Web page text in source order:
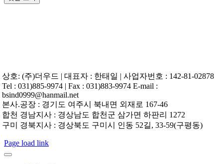
상호: (주)더우드 | 대표자 : 한태일 | 사업자번호 : 142-81-02878
Tel : 031)885-9974 | Fax : 031)883-9974 E-mail :
bsind0999@hanmail.net
본사.공장 : 경기도 여주시 북내면 외재로 167-46
합천 경남지사 : 경상남도 합천군 삼가면 하판리 1272
구미 경북지사 : 경상북도 구미시 인동 52길, 33-59(구평동)
Page load link